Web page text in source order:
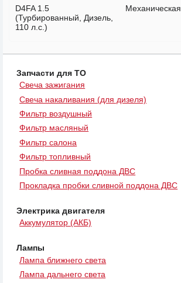
D4FA 1.5
(Турбированный, Дизель,
110 л.с.)
Механическая
Запчасти для ТО
Свеча зажигания
Свеча накаливания (для дизеля)
Фильтр воздушный
Фильтр масляный
Фильтр салона
Фильтр топливный
Пробка сливная поддона ДВС
Прокладка пробки сливной поддона ДВС
Электрика двигателя
Аккумулятор (АКБ)
Лампы
Лампа ближнего света
Лампа дальнего света